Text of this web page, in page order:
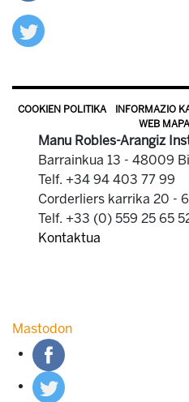
COOKIEN POLITIKA INFORMAZIO
WEB MAPA
Manu Robles-Arangiz
Barrainkua 13 - 48009
Telf. +34 94 403 77 99
Corderliers karrika 20 -
Telf. +33 (0) 559 25 65
Kontaktua
Mastodon